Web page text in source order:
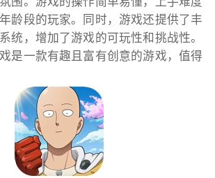
龄段的玩家。同时，游戏还提供了丰
统，增加了游戏的可玩性和挑战性。
是一款有趣且富有创意的游戏，值得